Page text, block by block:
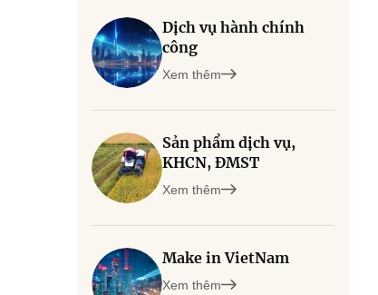
Dịch vụ hành chính
công
Xem thêm
Sản phẩm dịch vụ,
KHCN, ĐMST
Xem thêm
Make in VietNam
Xem thêm